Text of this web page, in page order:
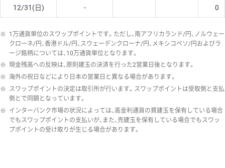
12/31(日) - 0
※ 1万通貨単位のスワップポイントです。ただし、南アフリカランド/円、ノルウェー
クローネ/円、香港ドル/円、スウェーデンクローナ/円、メキシコペソ/円およびラ
ージ銘柄については、10万通貨単位となります。
※ 現金残高への反映は、原則建玉の決済を行った2営業日後となります。
※ 海外の祝日などにより日本の営業日と異なる場合があります。
※ スワップポイントの決定は取引所が行います。スワップポイントは受取側と支払
側とで同額となっています。
※ インターバンク市場の状況によっては、高金利通貨の買建玉を保有している場合
でもスワップポイントの支払いが、また、売建玉を保有している場合でもスワッ
プポイントの受け取りが生じる場合があります。